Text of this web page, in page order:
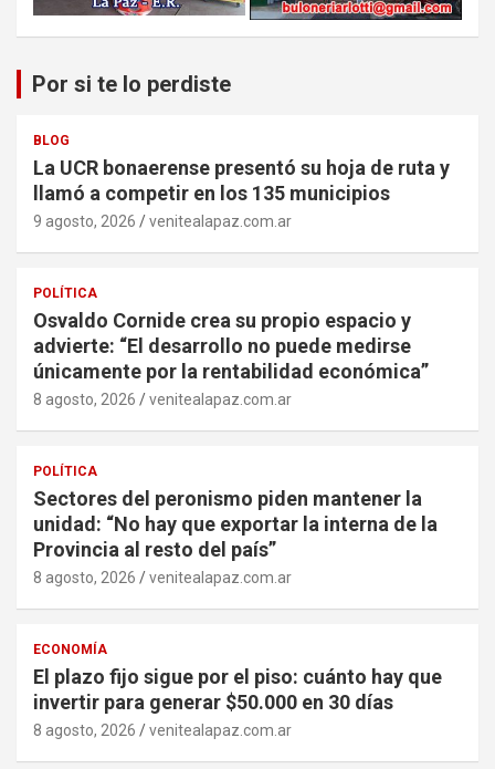
Por si te lo perdiste
BLOG
La UCR bonaerense presentó su hoja de ruta y
llamó a competir en los 135 municipios
9 agosto, 2026 venitealapaz.com.ar
POLÍTICA
Osvaldo Cornide crea su propio espacio y
advierte: “El desarrollo no puede medirse
únicamente por la rentabilidad económica”
8 agosto, 2026 venitealapaz.com.ar
POLÍTICA
Sectores del peronismo piden mantener la
unidad: “No hay que exportar la interna de la
Provincia al resto del país”
8 agosto, 2026 venitealapaz.com.ar
ECONOMÍA
El plazo fijo sigue por el piso: cuánto hay que
invertir para generar $50.000 en 30 días
8 agosto, 2026 venitealapaz.com.ar